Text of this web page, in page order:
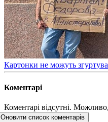
​Картонки не можуть
Коментарі
Коментарі відсутні.
Оновити список коментарів